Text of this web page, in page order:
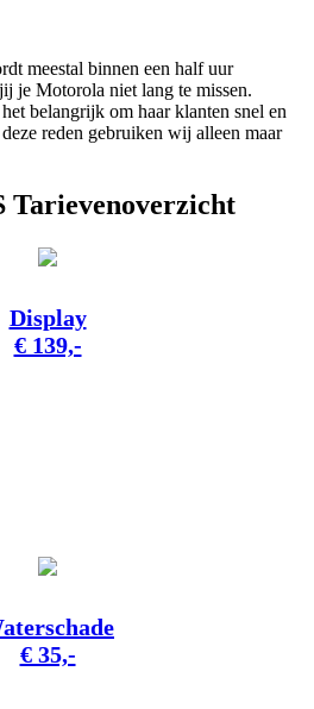
meestal binnen een half uur
je Motorola niet lang te missen.
belangrijk om haar klanten snel en
reden gebruiken wij alleen maar
Tarievenoverzicht
Display
€ 139,-
€ 35,-